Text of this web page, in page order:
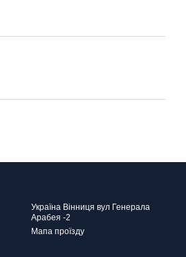
Україна Вінниця вул Генерала
Арабея -2
Мапа проїзду